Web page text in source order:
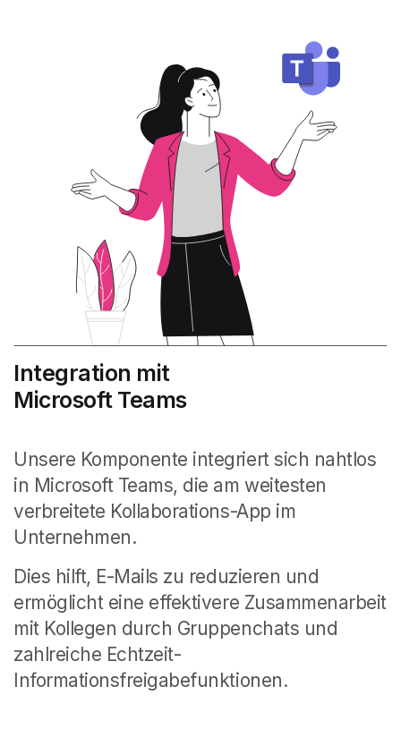
Integration mit
Microsoft Teams
Unsere Komponente integriert sich nahtlos
in Microsoft Teams, die am weitesten
verbreitete Kollaborations-App im
Unternehmen.
Dies hilft, E-Mails zu reduzieren und
ermöglicht eine effektivere Zusammenarbeit
mit Kollegen durch Gruppenchats und
zahlreiche Echtzeit-
Informationsfreigabefunktionen.